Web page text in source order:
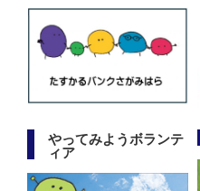
やってみようボランテ
ィア